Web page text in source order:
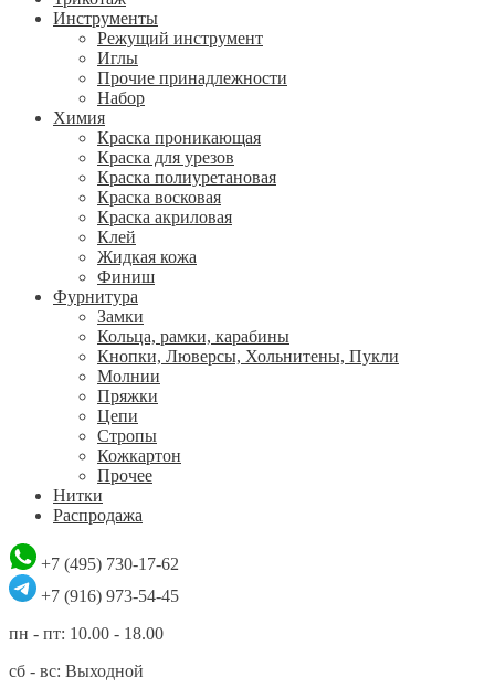
Инструменты
Режущий инструмент
Иглы
Прочие принадлежности
Набор
Химия
Краска проникающая
Краска для урезов
Краска полиуретановая
Краска восковая
Краска акриловая
Клей
Жидкая кожа
Финиш
Фурнитура
Замки
Кольца, рамки, карабины
Кнопки, Люверсы, Хольнитены, Пукли
Молнии
Пряжки
Цепи
Стропы
Кожкартон
Прочее
Нитки
Распродажа
+7 (495) 730-17-62
+7 (916) 973-54-45
пн - пт: 10.00 - 18.00
сб - вс: Выходной